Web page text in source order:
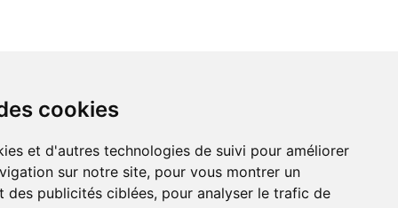
cookies
et d'autres technologies de suivi pour améliorer
sur notre site, pour vous montrer un
des publicités ciblées, pour analyser le trafic de